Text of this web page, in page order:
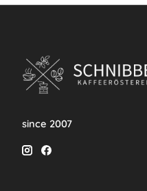
since 2007